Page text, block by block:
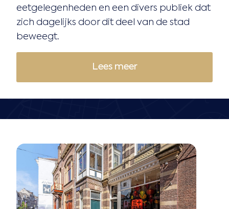
eetgelegenheden en een divers publiek dat
zich dagelijks door dit deel van de stad
beweegt.
Lees meer